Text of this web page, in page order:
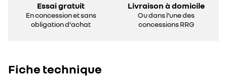
Essai gratuit
En concession et sans
obligation d'achat
Livraison à domicile
Ou dans l'une des
concessions RRG
Fiche technique